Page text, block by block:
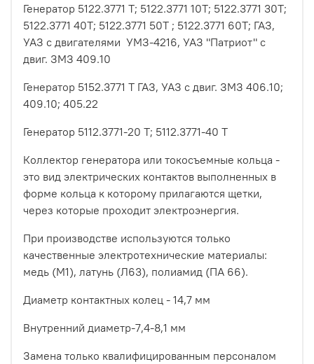
Генератор 5122.3771 Т; 5122.3771 10Т; 5122.3771 30Т;
5122.3771 40Т; 5122.3771 50Т ; 5122.3771 60Т; ГАЗ,
УАЗ с двигателями УМЗ-4216, УАЗ "Патриот" с
двиг. ЗМЗ 409.10
Генератор 5152.3771 Т ГАЗ, УАЗ с двиг. ЗМЗ 406.10;
409.10; 405.22
Генератор 5112.3771-20 Т; 5112.3771-40 Т
Коллектор генератора или токосъемные кольца -
это вид электрических контактов выполненных в
форме кольца к которому прилагаются щетки,
через которые проходит электроэнергия.
При производстве используются только
качественные электротехнические материалы:
медь (М1), латунь (Л63), полиамид (ПА 66).
Диаметр контактных колец - 14,7 мм
Внутренний диаметр-7,4-8,1 мм
Замена только квалифицированным персоналом